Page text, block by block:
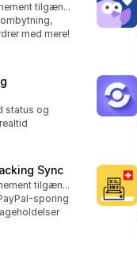
Gratis abonnement tilgængeligt
med mere!
status og
Sync
Gratis abonnement tilgængeligt
sporing